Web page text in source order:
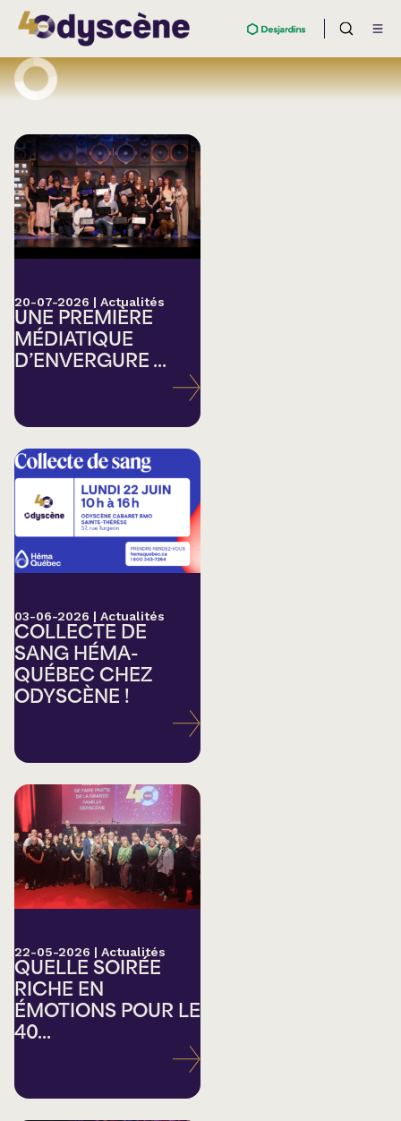
20-07-2026 | Actualités
UNE PREMIÈRE
MÉDIATIQUE
D’ENVERGURE ...
03-06-2026 | Actualités
COLLECTE DE
SANG HÉMA-
QUÉBEC CHEZ
ODYSCÈNE !
22-05-2026 | Actualités
QUELLE SOIRÉE
RICHE EN
ÉMOTIONS POUR LE
40...